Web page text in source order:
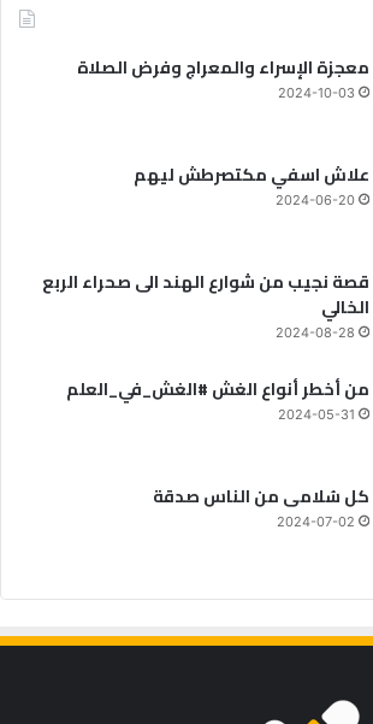
معجزة الإسراء والمعراج وفرض الصلاة
2024-10-03
علاش اسفي مكتصرطش ليهم
2024-06-20
قصة نجيب من شوارع الهند الى صحراء الربع
الخالي
2024-08-28
من أخطر أنواع الغش #الغش_في_العلم
2024-05-31
كل سُلامى من الناس صدقة
2024-07-02